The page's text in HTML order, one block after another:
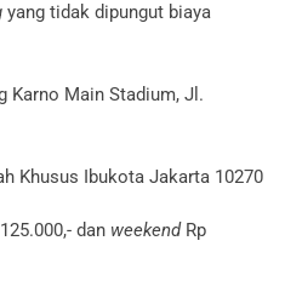
yang tidak dipungut biaya
Karno Main Stadium, Jl.
Khusus Ibukota Jakarta 10270
125.000,- dan weekend Rp